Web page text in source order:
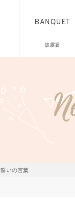
BANQUET
披露宴
誓いの言葉